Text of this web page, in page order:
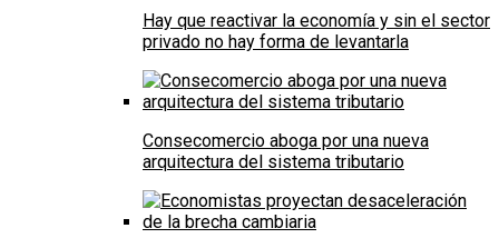
Hay que reactivar la economía y sin el sector
privado no hay forma de levantarla
Consecomercio aboga por una nueva
arquitectura del sistema tributario